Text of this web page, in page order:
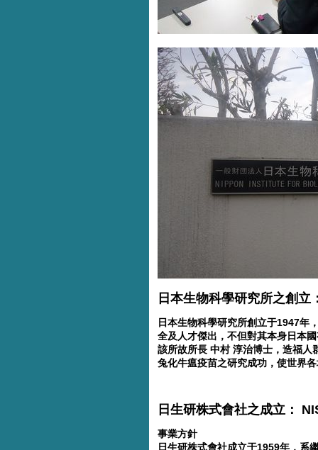
日本生物科學研究所之創立
日本生物科學研究所創立于1947年
全及人才傑出，不但對其本身日本
該所故所長 中村 淳治博士，造福人
兔化牛瘟疫苗之研究成功，使世界
日生研株式會社之成立：
事業方針
日生研株式會社成立于1959年，系